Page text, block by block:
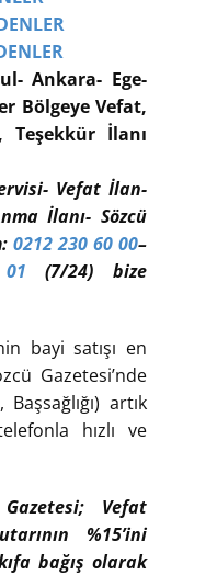
Ankara- Ege-
Bölgeye Vefat,
Teşekkür İlanı
Vefat İlan-
İlanı- Sözcü
0212 230 60 00–
(7/24) bize
bayi satışı en
Gazetesi’nde
artık
hızlı ve
Vefat
%15’ini
bağış olarak